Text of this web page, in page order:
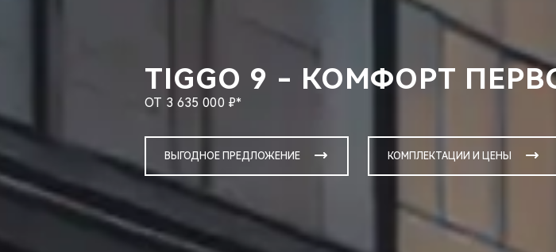
TIGGO 9 - КОМФОРТ
ОТ 3 635 000 ₽*
ВЫГОДНОЕ ПРЕДЛОЖЕНИЕ КОМПЛЕКТАЦИИ И ЦЕНЫ